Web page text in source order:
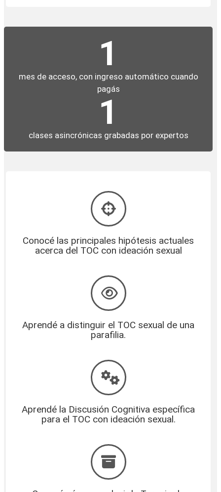
1
mes de acceso, con ingreso automático cuando
pagás
1
clases asincrónicas grabadas por expertos
Conocé las principales hipótesis actuales
acerca del TOC con ideación sexual
Aprendé a distinguir el TOC sexual de una
parafilia.
Aprendé la Discusión Cognitiva específica
para el TOC con ideación sexual.